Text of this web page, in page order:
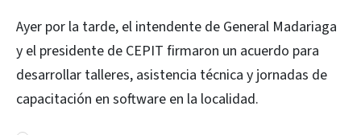
Ayer por la tarde, el intendente de General Madariaga
y el presidente de CEPIT firmaron un acuerdo para
desarrollar talleres, asistencia técnica y jornadas de
capacitación en software en la localidad.